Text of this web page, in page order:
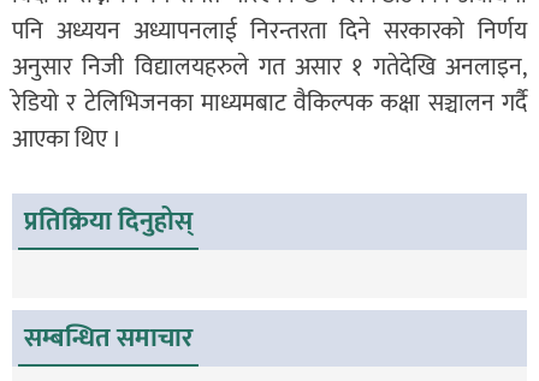
पनि अध्ययन अध्यापनलाई निरन्तरता दिने सरकारको निर्णय
अनुसार निजी विद्यालयहरुले गत असार १ गतेदेखि अनलाइन,
रेडियो र टेलिभिजनका माध्यमबाट वैकिल्पक कक्षा सञ्चालन गर्दै
आएका थिए ।
प्रतिक्रिया दिनुहोस्
सम्बन्धित समाचार